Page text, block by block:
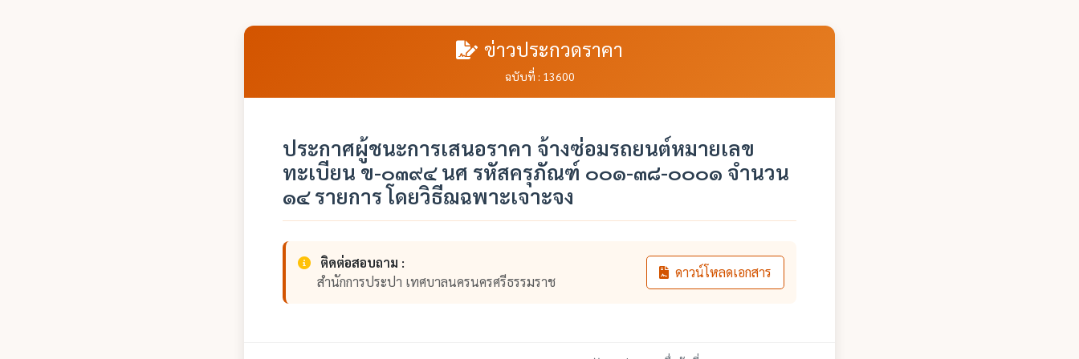
ข่าวประกวดราคา
ฉบับที่ : 13600
ประกาศผู้ชนะการเสนอราคา จ้างซ่อมรถยนต์หมายเลข
ทะเบียน ข-๐๓๙๔ นศ รหัสครุภัณฑ์ ๐๐๑-๓๘-๐๐๐๑ จำนวน
๑๔ รายการ โดยวิธีฌฉพาะเจาะจง
ติดต่อสอบถาม :
สำนักการประปา เทศบาลนครนครศรีธรรมราช
ดาวน์โหลดเอกสาร